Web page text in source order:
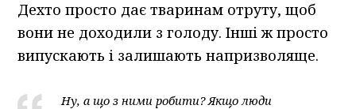
Дехто просто дає тваринам отруту, щоб
вони не доходили з голоду. Інші ж просто
випускають і залишають напризволяще.
Ну, а що з ними робити? Якщо люди